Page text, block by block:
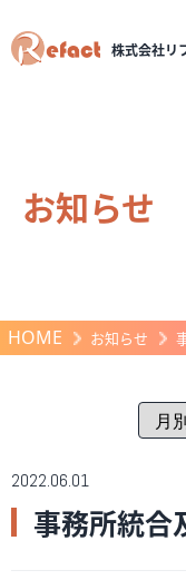
株式会社リ
お知らせ
HOME お知らせ
2022.06.01
事務所統合